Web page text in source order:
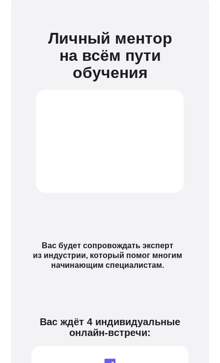
Вас будет сопровождать эксперт
из индустрии, который помог многим
начинающим специалистам.
Вас ждёт 4 индивидуальные
онлайн-встречи:
Личный ментор
на всём пути
обучения